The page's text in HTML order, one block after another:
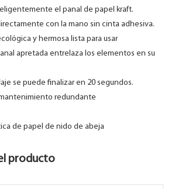
el panal de papel kraft.
con la mano sin cinta adhesiva.
y hermosa lista para usar
apretada entrelaza los elementos en su
se puede finalizar en 20 segundos.
redundante
producto